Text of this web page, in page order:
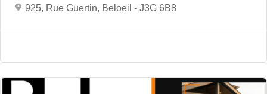
925, Rue Guertin, Beloeil - J3G 6B8